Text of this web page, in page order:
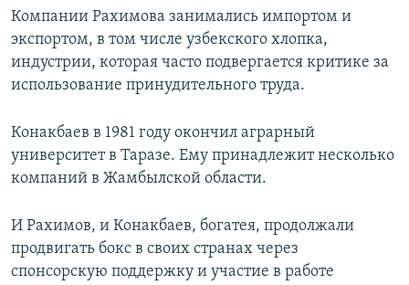
Компании Рахимова занимались импортом и
экспортом, в том числе узбекского хлопка,
индустрии, которая часто подвергается критике за
использование принудительного труда.
Конакбаев в 1981 году окончил аграрный
университет в Таразе. Ему принадлежит несколько
компаний в Жамбылской области.
И Рахимов, и Конакбаев, богатея, продолжали
продвигать бокс в своих странах через
спонсорскую поддержку и участие в работе